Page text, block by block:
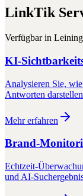
LinkTik
Verfügbar in
KI-
Analysieren Sie,
Antworten
Mehr erfahren
Brand-
Echtzeit-
und AI-